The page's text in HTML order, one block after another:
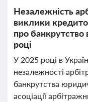
Незалежність
виклики
про банкрутство
році
У 2025 році в
незалежності
банкрутства
асоціації